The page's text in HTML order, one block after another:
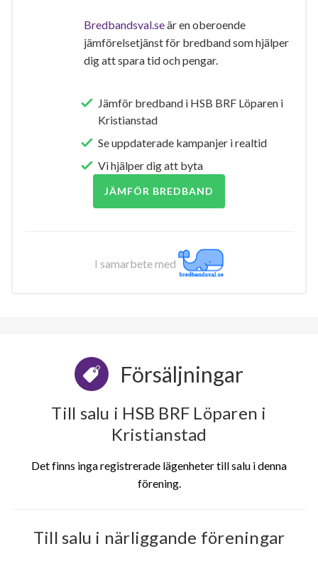
Bredbandsval.seär en oberoende
jämförelsetjänst för bredband som hjälper
dig att spara tid och pengar.
Jämför bredband i HSB BRF Löparen i
Kristianstad
Se uppdaterade kampanjer i realtid
Vi hjälper dig att byta
JÄMFÖR BREDBAND
I samarbete med
Försäljningar
Till salu i HSB BRF Löparen i
Kristianstad
Det finns inga registrerade lägenheter till salu i denna
förening.
Till salu i närliggande föreningar